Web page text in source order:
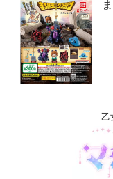
乙